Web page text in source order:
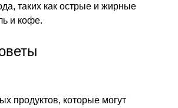
таких как острые и жирные
и кофе.
продуктов, которые могут